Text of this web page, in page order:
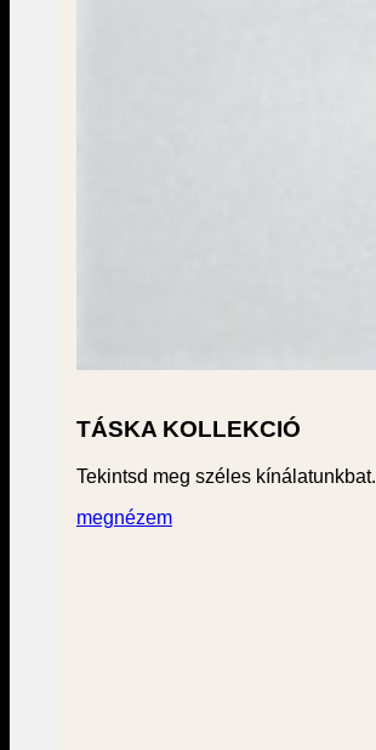
TÁSKA KOLLEKCIÓ
Tekintsd meg széles kínálatunkbat.
megnézem